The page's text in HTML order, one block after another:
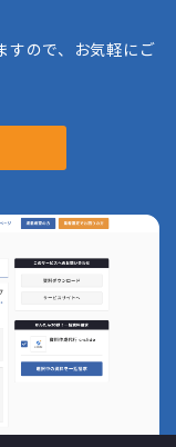
すので、お気軽にご